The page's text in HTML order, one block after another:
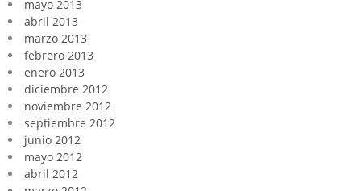
mayo 2013
abril 2013
marzo 2013
febrero 2013
enero 2013
diciembre 2012
noviembre 2012
septiembre 2012
junio 2012
mayo 2012
abril 2012